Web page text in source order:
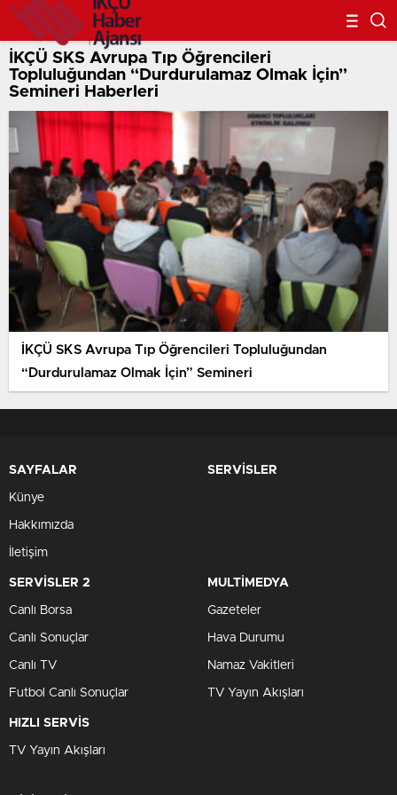
İKÇÜ SKS Avrupa Tıp Öğrencileri
Topluluğundan “Durdurulamaz Olmak İçin”
Semineri Haberleri
İKÇÜ SKS Avrupa Tıp Öğrencileri Topluluğundan
“Durdurulamaz Olmak İçin” Semineri
SAYFALAR
Künye
Hakkımızda
İletişim
SERVİSLER
SERVİSLER 2
Canlı Borsa
Canlı Sonuçlar
Canlı TV
Futbol Canlı Sonuçlar
MULTİMEDYA
Gazeteler
Hava Durumu
Namaz Vakitleri
TV Yayın Akışları
HIZLI SERVİS
TV Yayın Akışları